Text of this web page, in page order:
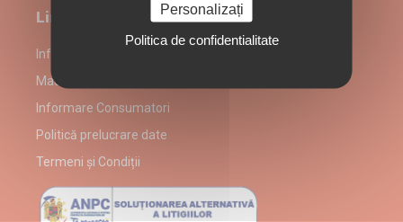
Link-uri utile
Informații despre partenerul Macho Pizza-Pub
Macho Pizza-Pub alergeni
Informare Consumatori
Politică prelucrare date
Termeni și Condiții
Personalizați
Politica de confidentialitate